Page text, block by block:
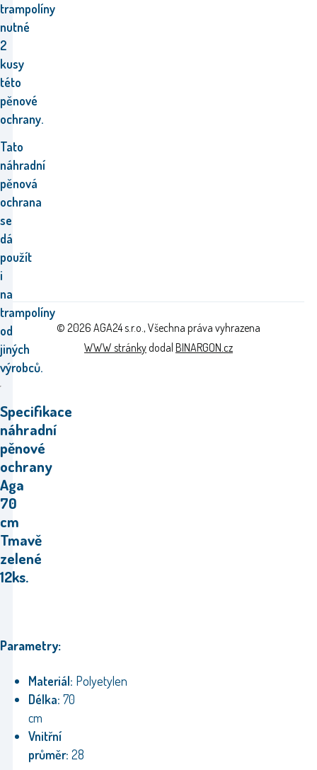
trampolíny
nutné
2
kusy
této
pěnové
ochrany.
Tato
náhradní
pěnová
ochrana
se
dá
použít
i
na
trampolíny
od
jiných
výrobců.
Specifikace
náhradní
pěnové
ochrany
Aga
70
cm
Tmavě
zelené
12ks.
Parametry:
Materiál: Polyetylen
Délka: 70
cm
Vnitřní
průměr: 28
© 2026 AGA24 s.r.o., Všechna práva vyhrazena
WWW stránkydodal BINARGON.cz